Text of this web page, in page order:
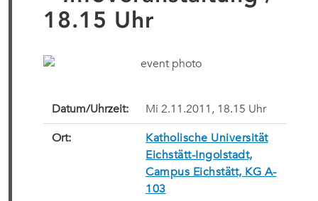
18.15 Uhr
Datum/Uhrzeit: Mi 2.11.2011, 18.15 Uhr
Ort:
Katholische Universität
Eichstätt-Ingolstadt,
Campus Eichstätt, KG A-
103